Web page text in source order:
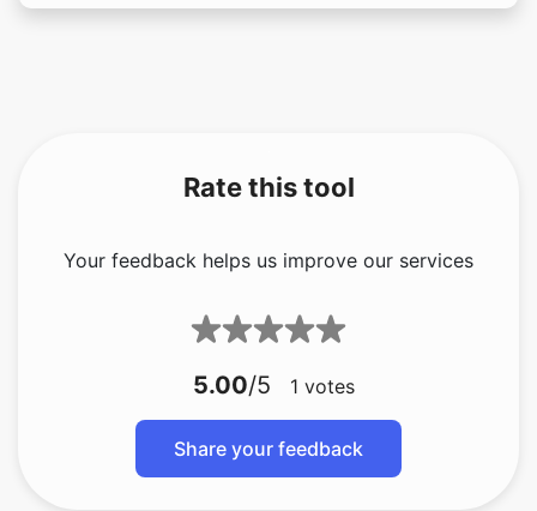
Rate this tool
Your feedback helps us improve our services
5.00/5 1 votes
Share your feedback